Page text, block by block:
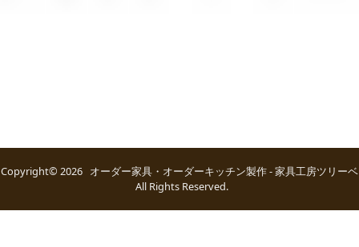
Copyright© 2026 オーダー家具・オーダーキッチン製作 - 家具工房ツリーベ
All Rights Reserved.